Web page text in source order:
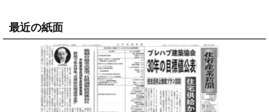
最近の紙面